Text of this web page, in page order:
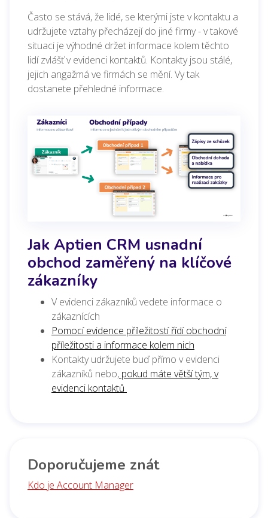
Často se stává, že lidé, se kterými jste v kontaktu a
udržujete vztahy přecházejí do jiné firmy - v takové
situaci je výhodné držet informace kolem těchto
lidí zvlášť v evidenci kontaktů. Kontakty jsou stálé,
jejich angažmá ve firmách se mění. Vy tak
dostanete přehledné informace.
Jak Aptien CRM usnadní
obchod zaměřený na klíčové
zákazníky
V evidenci zákazníků vedete informace o
zákaznících
Pomocí evidence příležitostí řídí obchodní
příležitosti a informace kolem nich
Kontakty udržujete buď přímo v evidenci
zákazníků nebo, pokud máte větší tým, v
evidenci kontaktů
Doporučujeme znát
Kdo je Account Manager